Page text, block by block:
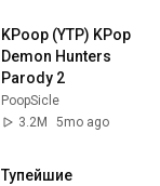
KPoop (YTP) KPop
Demon Hunters
Parody 2
PoopSicle
3.2M
5mo ago
Тупейшие